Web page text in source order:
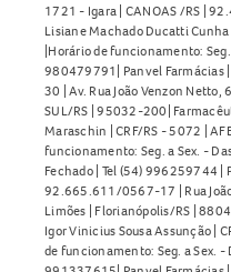
1721 - Igara | CANOAS /RS |
Lisiane Machado Ducatti
|Horário de funcionamento:
980479791| Panvel Farmácias
30 | Av. Rua João Venzon Netto,
SUL/RS | 95032-200|
Maraschin | CRF/RS - 5072 |
funcionamento: Seg. a Sex. -
Fechado | Tel (54) 996259744 |
92.665.611/0567-17 | Rua
Limões | Florianópolis/RS |
Igor Vinicius Sousa Assunção |
de funcionamento: Seg. a Sex. -